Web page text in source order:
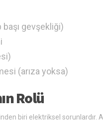
gevşekliği)
(arıza yoksa)
Rolü
biri elektriksel sorunlardır.